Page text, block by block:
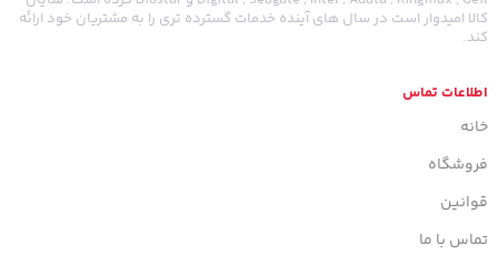
کالا امیدوار است در سال های آینده خدمات گسترده تری را به مشتریان خود ارائه
کند.
اطلاعات تماس
خانه
فروشگاه
قوانین
تماس با ما